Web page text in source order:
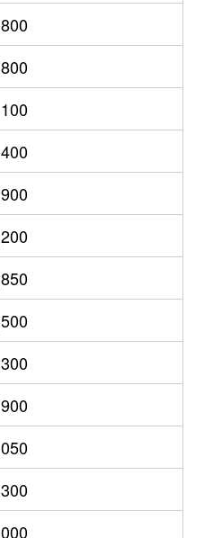
万円
万円
万円
万円
万円
万円
万円
万円
万円
万円
万円
万円